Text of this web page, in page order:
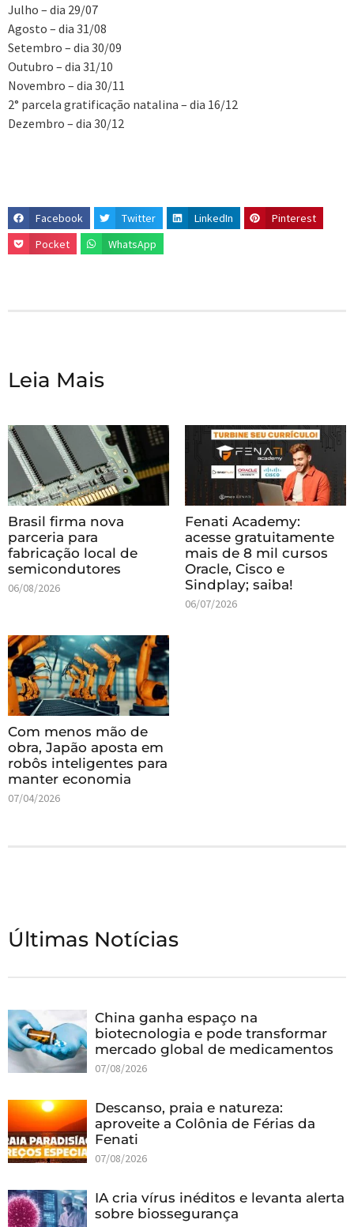
Julho – dia 29/07
Agosto – dia 31/08
Setembro – dia 30/09
Outubro – dia 31/10
Novembro – dia 30/11
2° parcela gratificação natalina – dia 16/12
Dezembro – dia 30/12
Facebook Twitter LinkedIn
Pinterest
Pocket
WhatsApp
Leia Mais
Brasil firma nova
parceria para
fabricação local de
semicondutores
06/08/2026
Fenati Academy:
acesse gratuitamente
mais de 8 mil cursos
Oracle, Cisco e
Sindplay; saiba!
06/07/2026
Com menos mão de
obra, Japão aposta em
robôs inteligentes para
manter economia
07/04/2026
Últimas Notícias
China ganha espaço na
biotecnologia e pode transformar
mercado global de medicamentos
07/08/2026
Descanso, praia e natureza:
aproveite a Colônia de Férias da
Fenati
07/08/2026
IA cria vírus inéditos e levanta alerta
sobre biossegurança